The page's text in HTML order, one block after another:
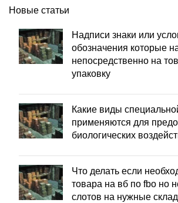
Новые статьи
Надписи знаки или
обозначения которые
непосредственно на
упаковку
Какие виды
применяются для
биологических
Что делать если
товара на вб по fbo но
слотов на нужные